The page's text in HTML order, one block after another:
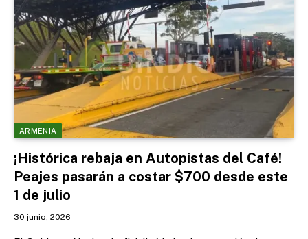
ARMENIA
¡Histórica rebaja en Autopistas del Café!
Peajes pasarán a costar $700 desde este
1 de julio
30 junio, 2026